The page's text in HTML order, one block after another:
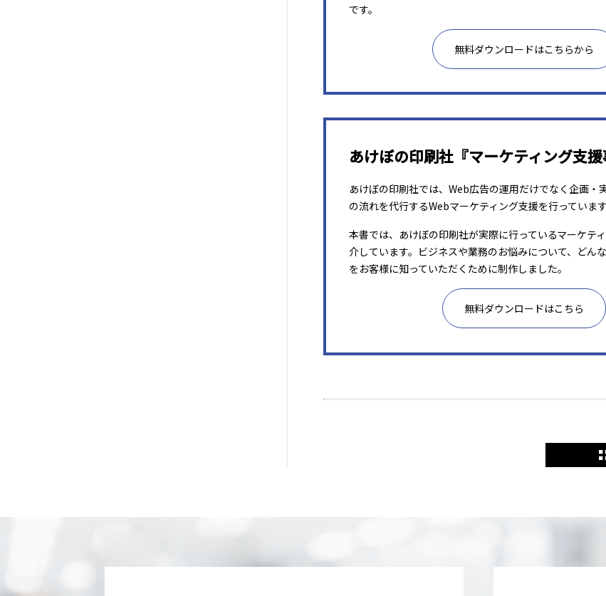
です。
無料ダウンロードはこちらから
あけぼの印刷社『マーケティング支援
あけぼの印刷社では、Web広告の運用だけでなく企画・
の流れを代行するWebマーケティング支援を行っています
本書では、あけぼの印刷社が実際に行っているマーケテ
介しています。ビジネスや業務のお悩みについて、どん
をお客様に知っていただくために制作しました。
無料ダウンロードはこちら